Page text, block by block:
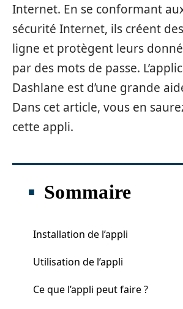
Internet. En se conformant
sécurité Internet, ils créent
ligne et protègent leurs
par des mots de passe.
Dashlane est d’une grande
Dans cet article, vous en
cette appli.
Sommaire
Installation de l’appli
Utilisation de l’appli
Ce que l’appli peut faire ?